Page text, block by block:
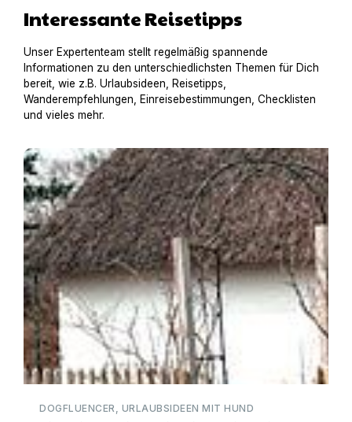
Interessante Reisetipps
Unser Expertenteam stellt regelmäßig spannende
Informationen zu den unterschiedlichsten Themen für Dich
bereit, wie z.B. Urlaubsideen, Reisetipps,
Wanderempfehlungen, Einreisebestimmungen, Checklisten
und vieles mehr.
Pia mit RottiAmy in einer historischen Reetdachkate in
DOGFLUENCER, URLAUBSIDEEN MIT HUND